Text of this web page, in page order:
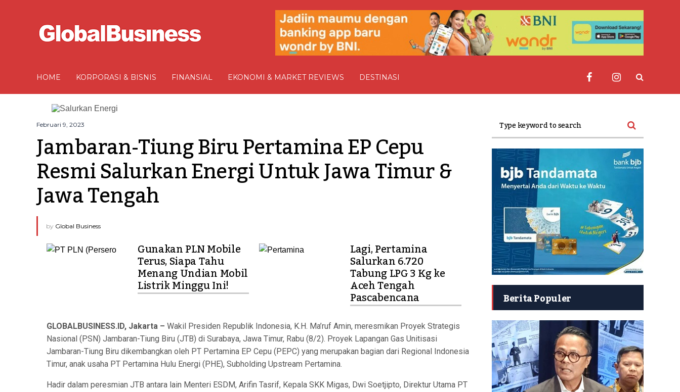
HOME KORPORASI & BISNIS FINANSIAL EKONOMI & MARKET REVIEWS DESTINASI
Februari 9, 2023
Jambaran-Tiung Biru Pertamina EP Cepu
Resmi Salurkan Energi Untuk Jawa Timur &
Jawa Tengah
by Global Business
Gunakan PLN Mobile
Terus, Siapa Tahu
Menang Undian Mobil
Listrik Minggu Ini!
Lagi, Pertamina
Salurkan 6.720
Tabung LPG 3 Kg ke
Aceh Tengah
Pascabencana
GLOBALBUSINESS.ID, Jakarta – Wakil Presiden Republik Indonesia, K.H. Ma’ruf Amin, meresmikan Proyek Strategis
Nasional (PSN) Jambaran-Tiung Biru (JTB) di Surabaya, Jawa Timur, Rabu (8/2). Proyek Lapangan Gas Unitisasi
Jambaran-Tiung Biru dikembangkan oleh PT Pertamina EP Cepu (PEPC) yang merupakan bagian dari Regional Indonesia
Timur, anak usaha PT Pertamina Hulu Energi (PHE), Subholding Upstream Pertamina.
Hadir dalam peresmian JTB antara lain Menteri ESDM, Arifin Tasrif, Kepala SKK Migas, Dwi Soetjipto, Direktur Utama PT
Berita Populer